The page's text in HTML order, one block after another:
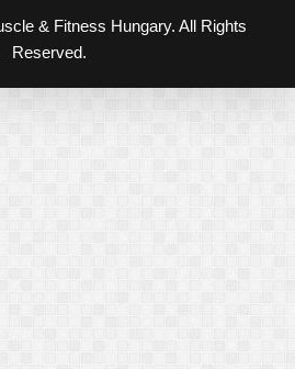
& Fitness Hungary. All Rights
Reserved.